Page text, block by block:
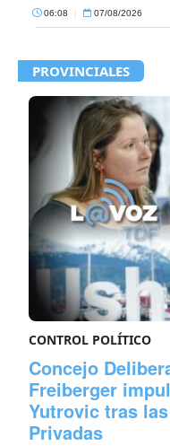
06:08 | 07/08/2026
PROVINCIALES
CONTROL POLÍTICO
Concejo
Freiberger
Yutrovic tras
Privadas